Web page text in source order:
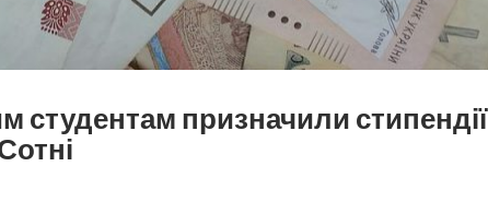
студентам призначили стипендії